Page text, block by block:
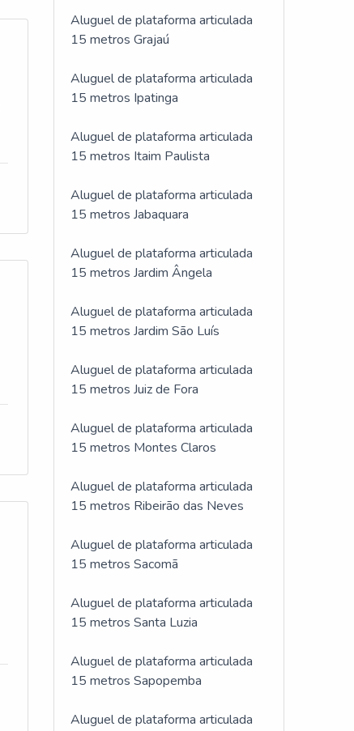
Aluguel de plataforma articulada
15 metros Grajaú
Aluguel de plataforma articulada
15 metros Ipatinga
Aluguel de plataforma articulada
15 metros Itaim Paulista
Aluguel de plataforma articulada
15 metros Jabaquara
Aluguel de plataforma articulada
15 metros Jardim Ângela
Aluguel de plataforma articulada
15 metros Jardim São Luís
Aluguel de plataforma articulada
15 metros Juiz de Fora
Aluguel de plataforma articulada
15 metros Montes Claros
Aluguel de plataforma articulada
15 metros Ribeirão das Neves
Aluguel de plataforma articulada
15 metros Sacomã
Aluguel de plataforma articulada
15 metros Santa Luzia
Aluguel de plataforma articulada
15 metros Sapopemba
Aluguel de plataforma articulada